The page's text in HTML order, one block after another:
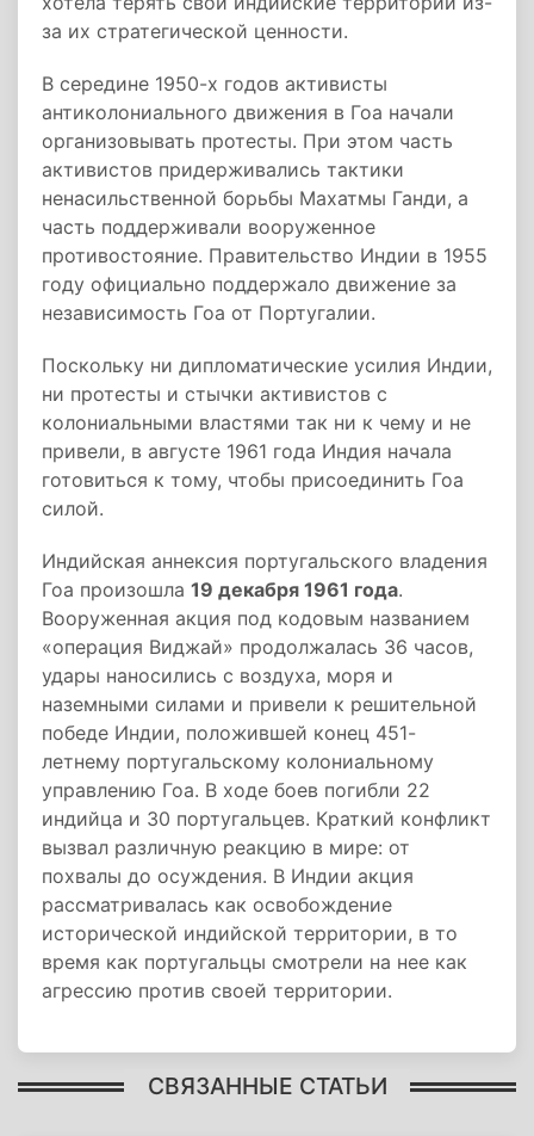
за их стратегической ценности.
В середине 1950-х годов активисты
антиколониального движения в Гоа начали
организовывать протесты. При этом часть
активистов придерживались тактики
ненасильственной борьбы Махатмы Ганди, а
часть поддерживали вооруженное
противостояние. Правительство Индии в 1955
году официально поддержало движение за
независимость Гоа от Португалии.
Поскольку ни дипломатические усилия Индии,
ни протесты и стычки активистов с
колониальными властями так ни к чему и не
привели, в августе 1961 года Индия начала
готовиться к тому, чтобы присоединить Гоа
силой.
Индийская аннексия португальского владения
Гоа произошла 19 декабря 1961 года.
Вооруженная акция под кодовым названием
«операция Виджай» продолжалась 36 часов,
удары наносились с воздуха, моря и
наземными силами и привели к решительной
победе Индии, положившей конец 451-
летнему португальскому колониальному
управлению Гоа. В ходе боев погибли 22
индийца и 30 португальцев. Краткий конфликт
вызвал различную реакцию в мире: от
похвалы до осуждения. В Индии акция
рассматривалась как освобождение
исторической индийской территории, в то
время как португальцы смотрели на нее как
агрессию против своей территории.
СВЯЗАННЫЕ СТАТЬИ